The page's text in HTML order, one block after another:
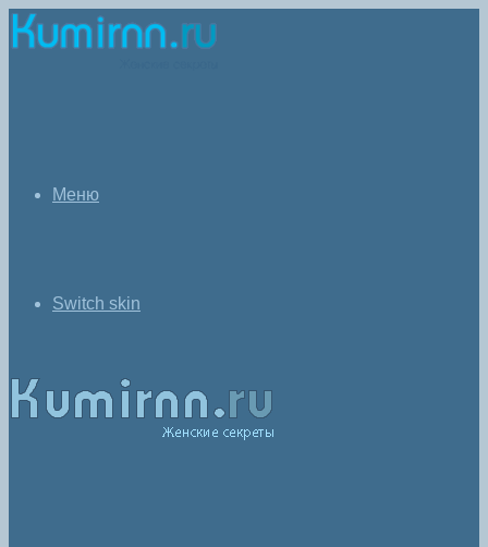
Меню
Switch skin